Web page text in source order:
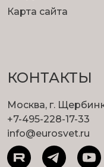
Карта сайта
КОНТАКТЫ
Москва, г.
+7-495-228-17-33
info@eurosvet.ru